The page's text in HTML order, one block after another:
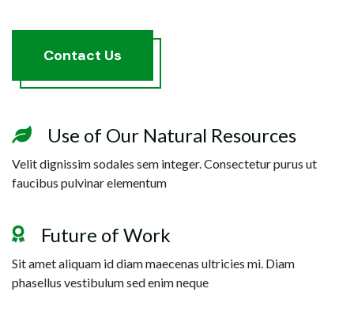
Contact Us
Use of Our Natural Resources
Velit dignissim sodales sem integer. Consectetur purus ut
faucibus pulvinar elementum
Future of Work
Sit amet aliquam id diam maecenas ultricies mi. Diam
phasellus vestibulum sed enim neque